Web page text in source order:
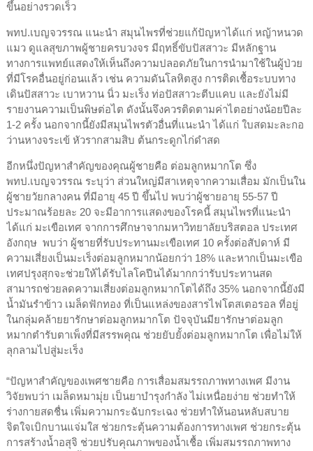
ขึ้นอย่างรวดเร็ว
พทป.เบญจวรรณ แนะนำ สมุนไพรที่ช่วยแก้ปัญหาได้แก่ หญ้าหนวด
แมว ดูแลสุขภาพผู้ชายครบวงจร มีฤทธิ์ขับปัสสาวะ มีหลักฐาน
ทางการแพทย์แสดงให้เห็นถึงความปลอดภัยในการนำมาใช้ในผู้ป่วย
ที่มีโรคอื่นอยู่ก่อนแล้ว เช่น ความดันโลหิตสูง การติดเชื้อระบบทาง
เดินปัสสาวะ เบาหวาน นิ่ว มะเร็ง ท่อปัสสาวะตีบแคบ และยังไม่มี
รายงานความเป็นพิษต่อไต ดังนั้นจึงควรติดตามค่าไตอย่างน้อยปีละ
1-2 ครั้ง นอกจากนี้ยังมีสมุนไพรตัวอื่นที่แนะนำ ได้แก่ ใบสดมะละกอ
ว่านหางจระเข้ หัวรากสามสิบ ต้นกระดูกไก่ดำสด
อีกหนึ่งปัญหาสำคัญของคุณผู้ชายคือ ต่อมลูกหมากโต ซึ่ง
พทป.เบญจวรรณ ระบุว่า ส่วนใหญ่มีสาเหตุจากความเสื่อม มักเป็นใน
ผู้ชายวัยกลางคน ที่มีอายุ 45 ปี ขึ้นไป พบว่าผู้ชายอายุ 55-57 ปี
ประมาณร้อยละ 20 จะมีอาการแสดงของโรคนี้ สมุนไพรที่แนะนำ
ได้แก่ มะเขือเทศ จากการศึกษาจากมหาวิทยาลัยบริสตอล ประเทศ
อังกฤษ พบว่า ผู้ชายที่รับประทานมะเขือเทศ 10 ครั้งต่อสัปดาห์ มี
ความเสี่ยงเป็นมะเร็งต่อมลูกหมากน้อยกว่า 18% และหากเป็นมะเขือ
เทศปรุงสุกจะช่วยให้ได้รับไลโคปีนได้มากกว่ารับประทานสด
สามารถช่วยลดความเสี่ยงต่อมลูกหมากโตได้ถึง 35% นอกจากนี้ยังมี
น้ำมันรำข้าว เมล็ดฟักทอง ที่เป็นแหล่งของสารไฟโตสเตอรอล ที่อยู่
ในกลุ่มคล้ายยารักษาต่อมลูกหมากโต ปัจจุบันมียารักษาต่อมลูก
หมากตำรับตาเพ็งที่มีสรรพคุณ ช่วยยับยั้งต่อมลูกหมากโต เพื่อไม่ให้
ลุกลามไปสู่มะเร็ง
“ปัญหาสำคัญของเพศชายคือ การเสื่อมสมรรถภาพทางเพศ มีงาน
วิจัยพบว่า เมล็ดหมามุ่ย เป็นยาบำรุงกำลัง ไม่เหนื่อยง่าย ช่วยทำให้
ร่างกายสดชื่น เพิ่มความกระฉับกระเฉง ช่วยทำให้นอนหลับสบาย
จิตใจเบิกบานแจ่มใส ช่วยกระตุ้นความต้องการทางเพศ ช่วยกระตุ้น
การสร้างน้ำอสุจิ ช่วยปรับคุณภาพของน้ำเชื้อ เพิ่มสมรรถภาพทาง